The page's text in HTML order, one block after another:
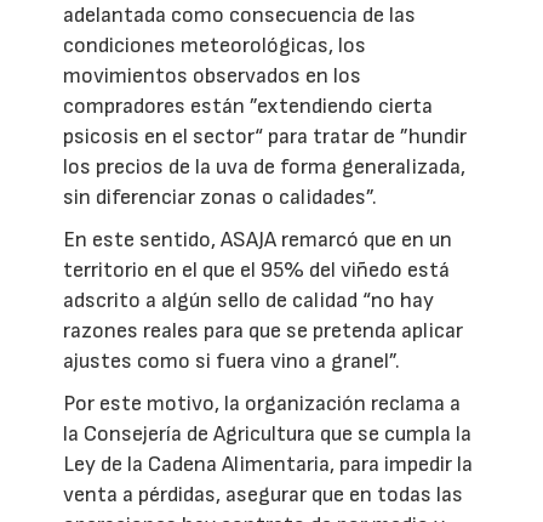
adelantada como consecuencia de las
condiciones meteorológicas, los
movimientos observados en los
compradores están ”extendiendo cierta
psicosis en el sector“ para tratar de ”hundir
los precios de la uva de forma generalizada,
sin diferenciar zonas o calidades”.
En este sentido, ASAJA remarcó que en un
territorio en el que el 95% del viñedo está
adscrito a algún sello de calidad “no hay
razones reales para que se pretenda aplicar
ajustes como si fuera vino a granel”.
Por este motivo, la organización reclama a
la Consejería de Agricultura que se cumpla la
Ley de la Cadena Alimentaria, para impedir la
venta a pérdidas, asegurar que en todas las